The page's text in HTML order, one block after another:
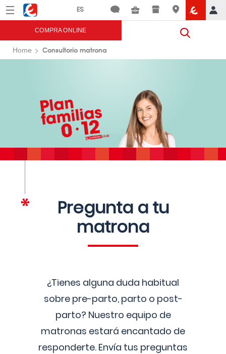
Menú Eroski
COMPRA ONLINE
Home Consultorio matrona
Pregunta a tu
matrona
¿Tienes alguna duda habitual
sobre pre-parto, parto o post-
parto? Nuestro equipo de
matronas estará encantado de
responderte. Envía tus preguntas